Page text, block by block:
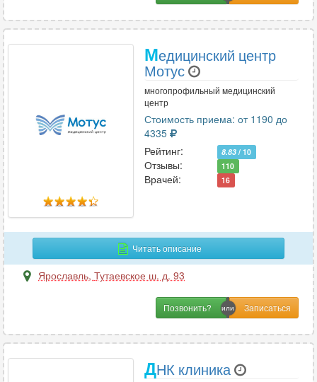
Медицинский центр
Мотус
многопрофильный медицинский
центр
Стоимость приема: от 1190 до
4335
Рейтинг:
8.83 / 10
Отзывы: 110
Врачей: 16
Читать описание
Ярославль, Тутаевское ш. д. 93
Позвонить?
ДНК клиника